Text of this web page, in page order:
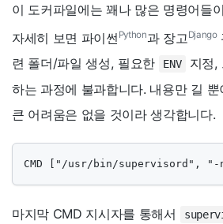
이 도커파일에는 꽤나 많은 명령어들
자세히 보면 파이썬 Python과 장고 Django
련 폴더/파일 생성, 필요한
ENV
지정,
하는 과정에 불과합니다. 내용만 길
큰 어려움은 없을 것이라 생각합니다.
CMD ["/usr/bin/supervisord", "-
마지막 CMD 지시자를 통해서